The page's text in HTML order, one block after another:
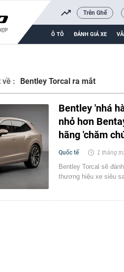
Trên Ghế
Ô TÔ ĐÁNH GIÁ XE
về : Bentley Torcal ra mắt
Bentley 'nhá
nhỏ hơn
hãng 'chăm
Quốc tế 1 tháng
Bentley Torcal sẽ
thương hiệu xe siêu